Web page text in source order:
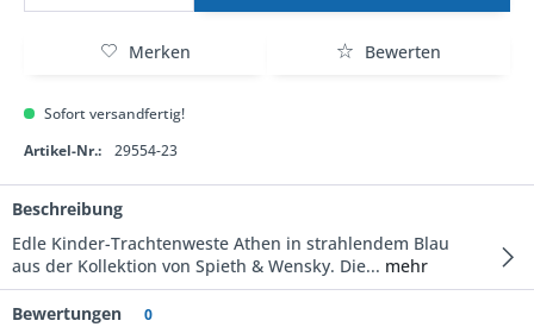
Merken Bewerten
Sofort versandfertig!
Artikel-Nr.:
29554-23
Beschreibung
Edle Kinder-Trachtenweste Athen in strahlendem Blau
aus der Kollektion von Spieth & Wensky. Die... mehr
Bewertungen 0